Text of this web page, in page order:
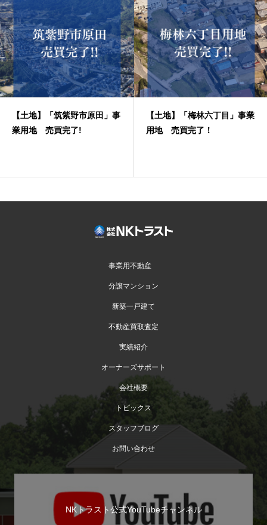
【土地】「筑紫野市原田」事
業用地 売買完了!
【土地】「梅林六丁目」事業
用地 売買完了！
事業用不動産
分譲マンション
新築一戸建て
不動産買取査定
実績紹介
オーナーズサポート
会社概要
トピックス
スタッフブログ
お問い合わせ
NKトラスト公式YouTubeチャンネル